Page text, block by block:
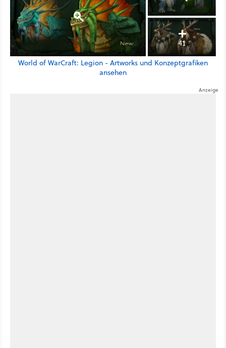
41
World of WarCraft: Legion - Artworks und Konzeptgrafiken
ansehen